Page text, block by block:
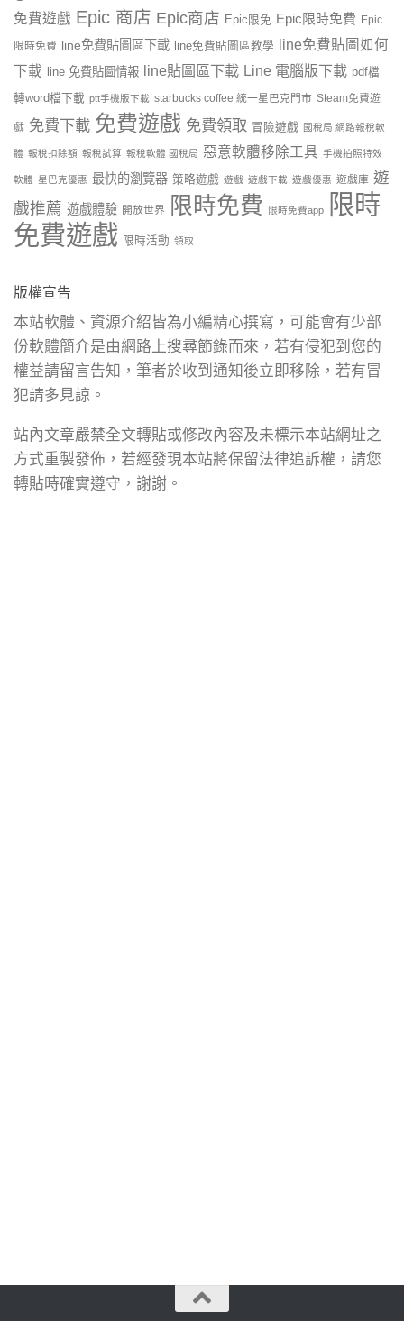
免費遊戲 Epic 商店 Epic商店 Epic限免 Epic限時免費 Epic
限時免費 line免費貼圖區下載 line免費貼圖區教學
line免費貼圖如何
下載
line 免費貼圖情報 line貼圖區下載 Line 電腦版下載 pdf檔
轉word檔下載 ptt手機版下載 starbucks coffee 統一星巴克門市 Steam免費遊
戲 免費下載 免費遊戲 免費領取 冒險遊戲 國稅局 網路報稅軟
體 報稅扣除額 報稅試算 報稅軟體 國稅局 惡意軟體移除工具 手機拍照特效
軟體 星巴克優惠 最快的瀏覽器 策略遊戲 遊戲 遊戲下載 遊戲優惠 遊戲庫 遊
戲推薦 遊戲體驗 開放世界 限時免費 限時免費app
限時
免費遊戲 限時活動 領取
版權宣告
本站軟體、資源介紹皆為小編精心撰寫，可能會有少部
份軟體簡介是由網路上搜尋節錄而來，若有侵犯到您的
權益請留言告知，筆者於收到通知後立即移除，若有冒
犯請多見諒。
站內文章嚴禁全文轉貼或修改內容及未標示本站網址之
方式重製發佈，若經發現本站將保留法律追訴權，請您
轉貼時確實遵守，謝謝。